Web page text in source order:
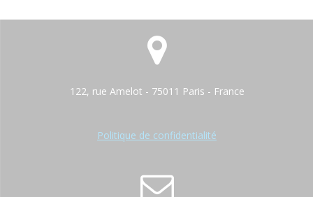
122, rue Amelot - 75011 Paris - France
Politique de confidentialité